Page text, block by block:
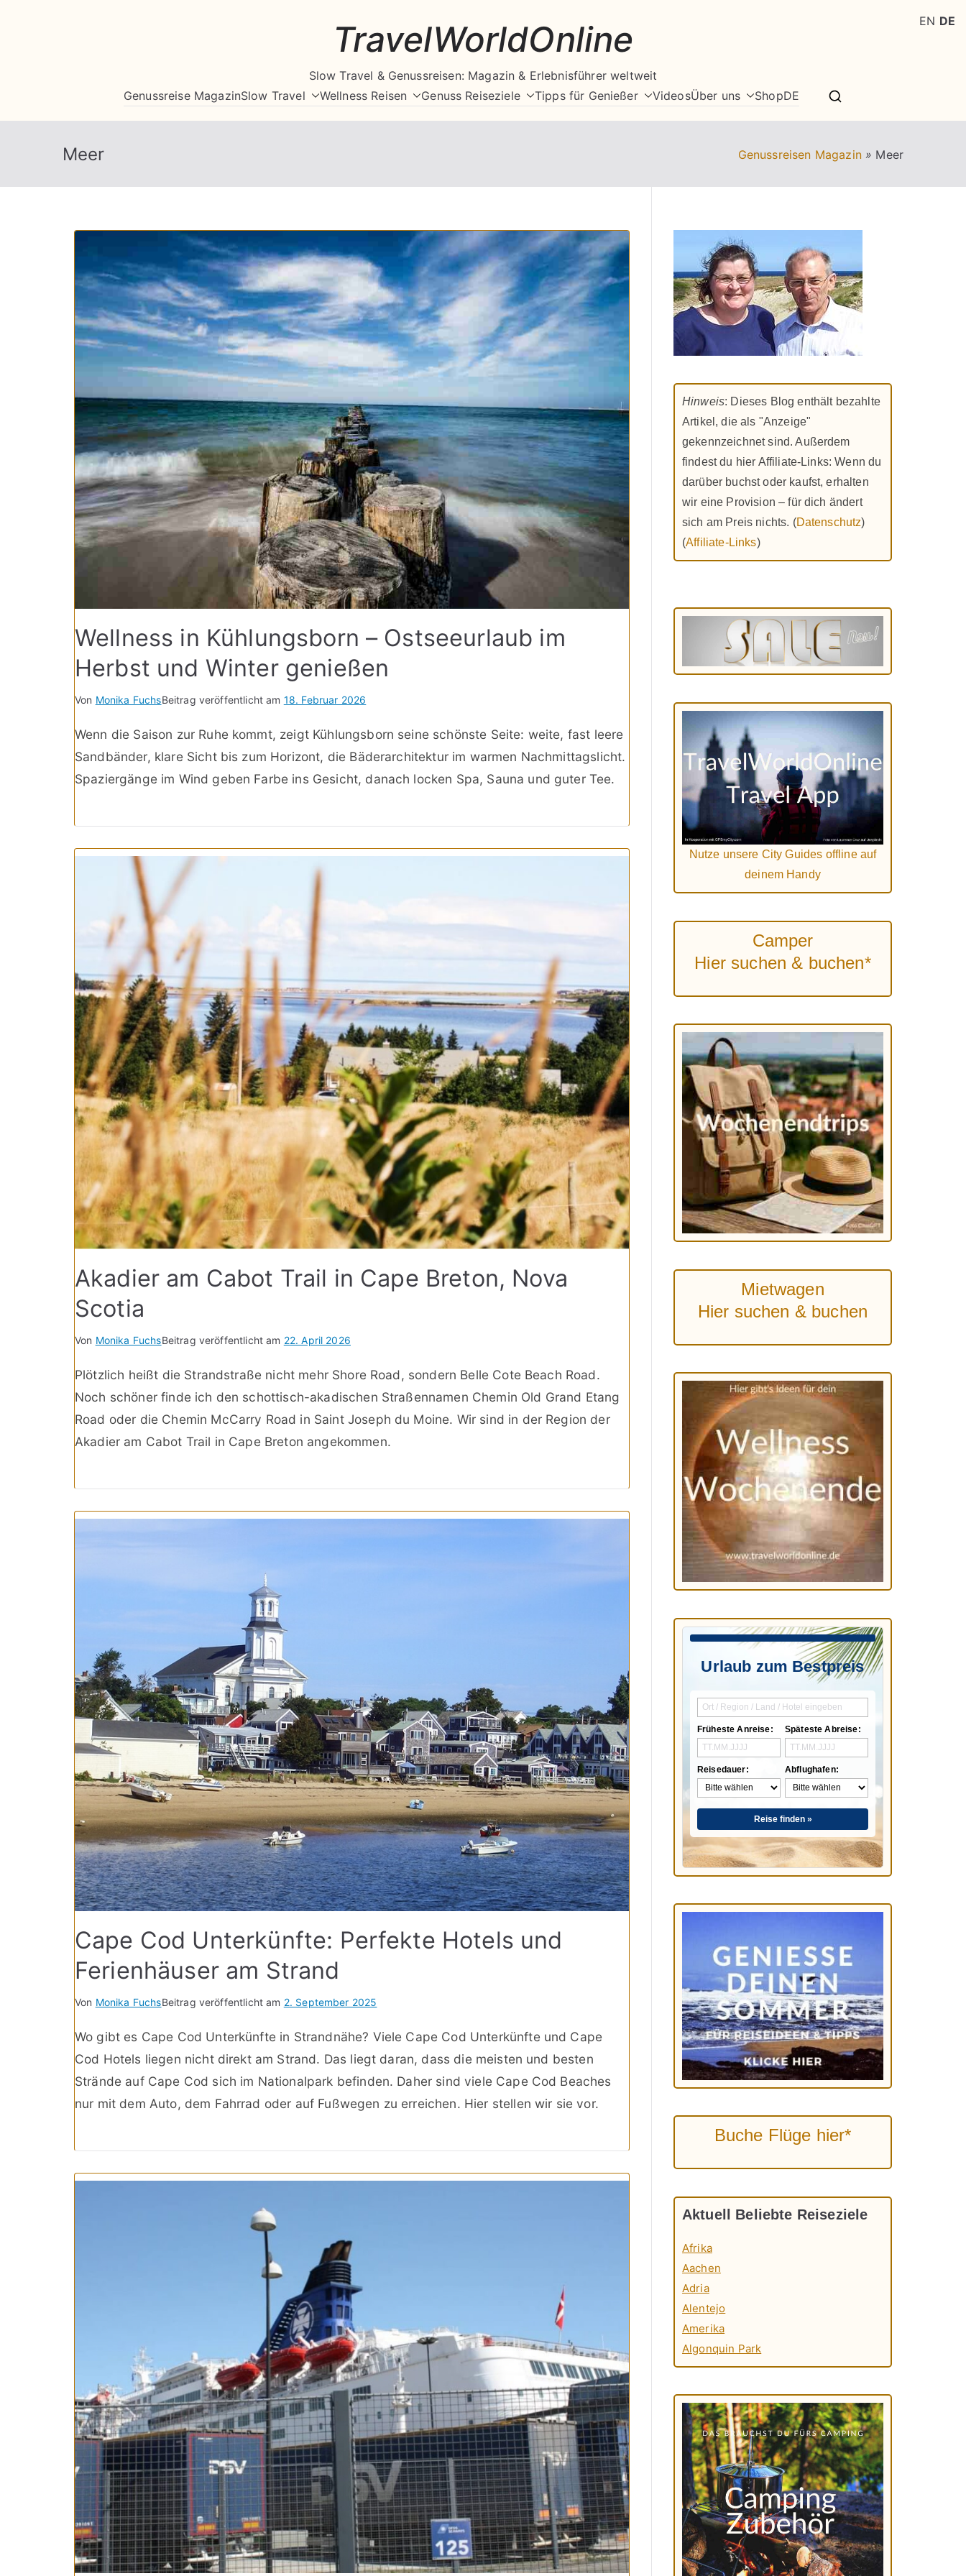
TravelWorldOnline
Slow Travel & Genussreisen: Magazin & Erlebnisführer weltweit
Genussreise MagazinSlow Travel Wellness Reisen Genuss Reiseziele Tipps für Genießer VideosÜber uns ShopDE
Meer Genussreisen Magazin » Meer
Wellness in Kühlungsborn – Ostseeurlaub im
Herbst und Winter genießen
Von Monika FuchsBeitrag veröffentlicht am 18. Februar 2026
Wenn die Saison zur Ruhe kommt, zeigt Kühlungsborn seine schönste Seite: weite, fast leere
Sandbänder, klare Sicht bis zum Horizont, die Bäderarchitektur im warmen Nachmittagslicht.
Spaziergänge im Wind geben Farbe ins Gesicht, danach locken Spa, Sauna und guter Tee.
Akadier am Cabot Trail in Cape Breton, Nova
Scotia
Von Monika FuchsBeitrag veröffentlicht am 22. April 2026
Plötzlich heißt die Strandstraße nicht mehr Shore Road, sondern Belle Cote Beach Road.
Noch schöner finde ich den schottisch-akadischen Straßennamen Chemin Old Grand Etang
Road oder die Chemin McCarry Road in Saint Joseph du Moine. Wir sind in der Region der
Akadier am Cabot Trail in Cape Breton angekommen.
Cape Cod Unterkünfte: Perfekte Hotels und
Ferienhäuser am Strand
Von Monika FuchsBeitrag veröffentlicht am 2. September 2025
Wo gibt es Cape Cod Unterkünfte in Strandnähe? Viele Cape Cod Unterkünfte und Cape
Cod Hotels liegen nicht direkt am Strand. Das liegt daran, dass die meisten und besten
Strände auf Cape Cod sich im Nationalpark befinden. Daher sind viele Cape Cod Beaches
nur mit dem Auto, dem Fahrrad oder auf Fußwegen zu erreichen. Hier stellen wir sie vor.
Hinweis: Dieses Blog enthält bezahlte
Artikel, die als "Anzeige"
gekennzeichnet sind. Außerdem
findest du hier Affiliate-Links: Wenn du
darüber buchst oder kaufst, erhalten
wir eine Provision – für dich ändert
sich am Preis nichts. (Datenschutz)
(Affiliate-Links)
Nutze unsere City Guides offline auf
deinem Handy
Camper
Hier suchen & buchen*
Mietwagen
Hier suchen & buchen
Urlaub zum Bestpreis
Früheste Anreise:
Reisedauer:
Späteste Abreise:
Abflughafen:
Reise finden »
Buche Flüge hier*
Aktuell Beliebte Reiseziele
Afrika
Aachen
Adria
Alentejo
Amerika
Algonquin Park
EN DE